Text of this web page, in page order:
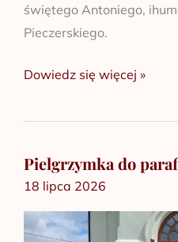
świętego Antoniego,
Pieczerskiego.
Dowiedz się więcej »
Pielgrzymka do
18 lipca 2026
Pielgrzymka
do
parafii
w